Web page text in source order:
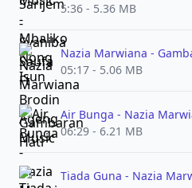
5:36 - 5.36 MB
Nazia Marwiana -
05:17 - 5.06 MB
Air Bunga - Nazia
06:29 - 6.21 MB
Tiada Guna - Nazia